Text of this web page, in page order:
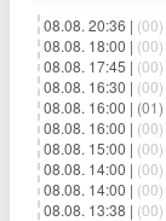
08.08. 20:36 | (00)
08.08. 18:00 | (00)
08.08. 17:45 | (00)
08.08. 16:30 | (00)
08.08. 16:00 | (01)
08.08. 16:00 | (00)
08.08. 15:00 | (00)
08.08. 14:00 | (00)
08.08. 14:00 | (00)
08.08. 13:38 | (00)